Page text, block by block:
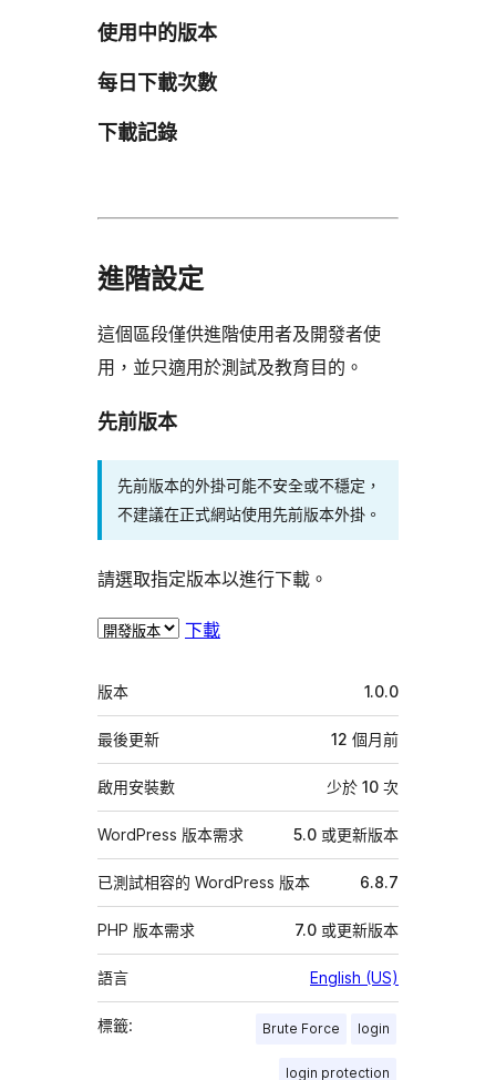
使用中的版本
每日下載次數
下載記錄
進階設定
這個區段僅供進階使用者及開發者使
用，並只適用於測試及教育目的。
先前版本
先前版本的外掛可能不安全或不穩定，
不建議在正式網站使用先前版本外掛。
請選取指定版本以進行下載。
下載
中
繼
資
料
版本 1.0.0
最後更新 12 個月前
啟用安裝數 少於 10 次
WordPress 版本需求 5.0 或更新版本
已測試相容的 WordPress 版本 6.8.7
PHP 版本需求 7.0 或更新版本
語言 English (US)
標籤: Brute Force login
login protection